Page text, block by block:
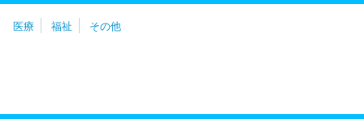
ケアレジデンス
社会福祉法人敬愛会
ースサポート株式会社
社会福祉法人星谷会
社会福祉法人星槎
医療 福祉 その他